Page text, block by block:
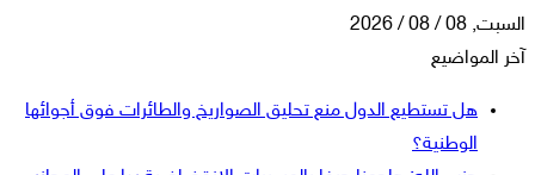
السبت, 08 / 08 / 2026
آخر المواضيع
هل تستطيع الدول منع تحليق الصواريخ والطائرات فوق أجوائها
الوطنية؟